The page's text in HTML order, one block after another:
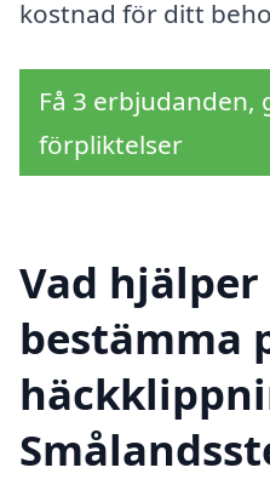
kostnad för ditt
Få 3 erbjudanden,
förpliktelser
Vad
bestämma